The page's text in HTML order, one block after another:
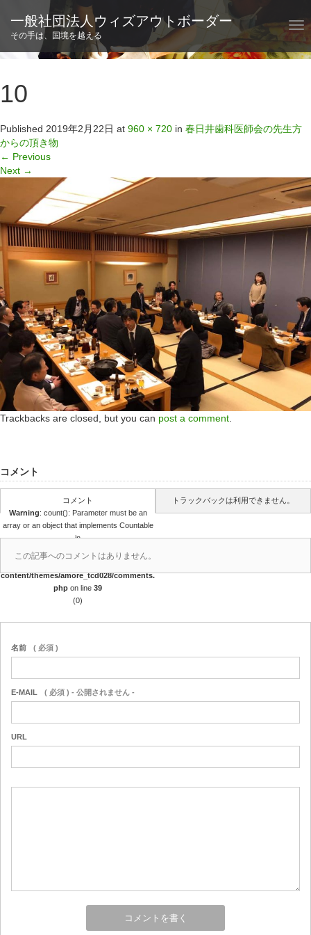
T
o
g
a
a
t
i
o
一般社団法人ウィズアウトボーダー
その手は、国境を越える
10
Published 2019年2月22日 at 960 × 720 in 春日井歯科医師会の先生方
からの頂き物
← Previous
Next →
Trackbacks are closed, but you can post a comment
コメント
コメント
Warning: count(): Parameter must be an
array or an object that implements Countable
in
/home/pwk/withoutborder.jp/public_html/
content/themes/amore_tcd028/comments.
php on line 39
(0)
トラックバックは利用できません。
この記事へのコメントはありません。
名前 ( 必須 )
E-MAIL ( 必須 ) - 公開されません -
URL